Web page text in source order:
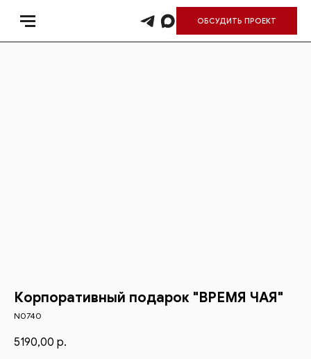
ОБСУДИТЬ ПРОЕКТ
Корпоративный подарок "ВРЕМЯ ЧАЯ"
N0740
5190,00 р.